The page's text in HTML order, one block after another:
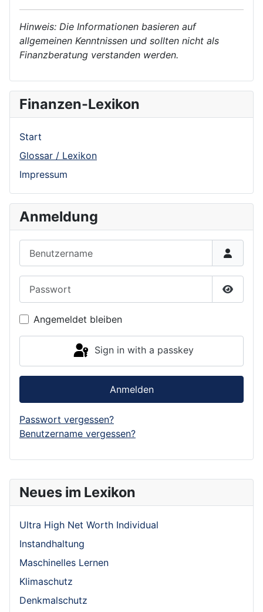
Neues im Lexikon
Ultra High Net Worth Individual
Instandhaltung
Maschinelles Lernen
Klimaschutz
Denkmalschutz
Hinweis: Die Informationen basieren auf
allgemeinen Kenntnissen und sollten nicht als
Finanzberatung verstanden werden.
Finanzen-Lexikon
Start
Glossar / Lexikon
Impressum
Anmeldung
Show
Angemeldet bleiben
Sign in with a passkey
Anmelden
Passwort vergessen?
Benutzername vergessen?